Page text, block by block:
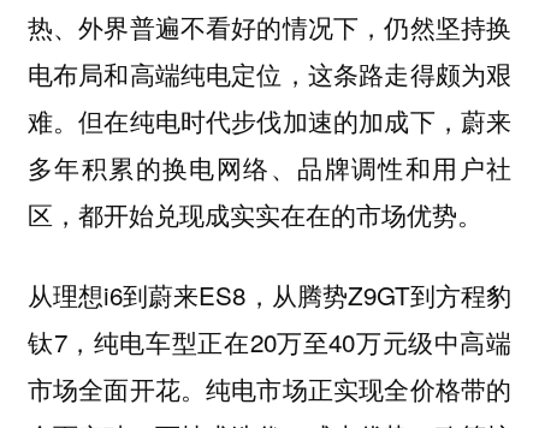
热、外界普遍不看好的情况下，仍然坚持换
电布局和高端纯电定位，这条路走得颇为艰
难。但在纯电时代步伐加速的加成下，蔚来
多年积累的换电网络、品牌调性和用户社
区，都开始兑现成实实在在的市场优势。
从理想i6到蔚来ES8，从腾势Z9GT到方程豹
钛7，纯电车型正在20万至40万元级中高端
市场全面开花。纯电市场正实现全价格带的